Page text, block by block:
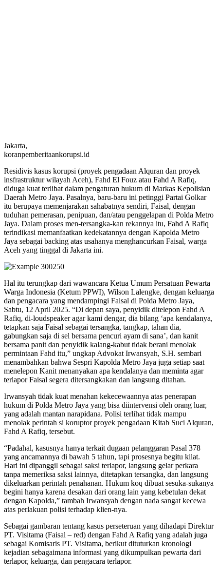
Jakarta,
koranpemberitaankorupsi.id
Residivis kasus korupsi (proyek pengadaan Alquran dan proyek
insfrastruktur wilayah Aceh), Fahd El Fouz atau Fahd A Rafiq,
diduga kuat terlibat dalam pengaturan hukum di Markas Kepolisian
Daerah Metro Jaya. Pasalnya, baru-baru ini petinggi Partai Golkar
itu berupaya memenjarakan sahabatnya sendiri, Faisal, dengan
tuduhan pemerasan, penipuan, dan/atau penggelapan di Polda Metro
Jaya. Dalam proses men-tersangka-kan rekannya itu, Fahd A Rafiq
terindikasi memanfaatkan kedekatannya dengan Kapolda Metro
Jaya sebagai backing atas usahanya menghancurkan Faisal, warga
Aceh yang tinggal di Jakarta ini.
Hal itu terungkap dari wawancara Ketua Umum Persatuan Pewarta
Warga Indonesia (Ketum PPWI), Wilson Lalengke, dengan keluarga
dan pengacara yang mendampingi Faisal di Polda Metro Jaya,
Sabtu, 12 April 2025. “Di depan saya, penyidik ditelepon Fahd A
Rafiq, di-loudspeaker agar kami dengar, dia bilang ‘apa kendalanya,
tetapkan saja Faisal sebagai tersangka, tangkap, tahan dia,
gabungkan saja di sel bersama pencuri ayam di sana’, dan kanit
bersama panit dan penyidik kalang-kabut tidak berani menolak
permintaan Fahd itu,” ungkap Advokat Irwansyah, S.H. sembari
menambahkan bahwa Sespri Kapolda Metro Jaya juga setiap saat
menelepon Kanit menanyakan apa kendalanya dan meminta agar
terlapor Faisal segera ditersangkakan dan langsung ditahan.
Irwansyah tidak kuat menahan kekecewaannya atas penerapan
hukum di Polda Metro Jaya yang bisa diintervensi oleh orang luar,
yang adalah mantan narapidana. Polisi terlihat tidak mampu
menolak perintah si koruptor proyek pengadaan Kitab Suci Alquran,
Fahd A Rafiq, tersebut.
“Padahal, kasusnya hanya terkait dugaan pelanggaran Pasal 378
yang ancamannya di bawah 5 tahun, tapi prosesnya begitu kilat.
Hari ini dipanggil sebagai saksi terlapor, langsung gelar perkara
tanpa memeriksa saksi lainnya, ditetapkan tersangka, dan langsung
dikeluarkan perintah penahanan. Hukum koq dibuat sesuka-sukanya
begini hanya karena desakan dari orang lain yang kebetulan dekat
dengan Kapolda,” tambah Irwansyah dengan nada sangat kecewa
atas perlakuan polisi terhadap klien-nya.
Sebagai gambaran tentang kasus perseteruan yang dihadapi Direktur
PT. Visitama (Faisal – red) dengan Fahd A Rafiq yang adalah juga
sebagai Komisaris PT. Visitama, berikut dituturkan kronologi
kejadian sebagaimana informasi yang dikumpulkan pewarta dari
terlapor, keluarga, dan pengacara terlapor.